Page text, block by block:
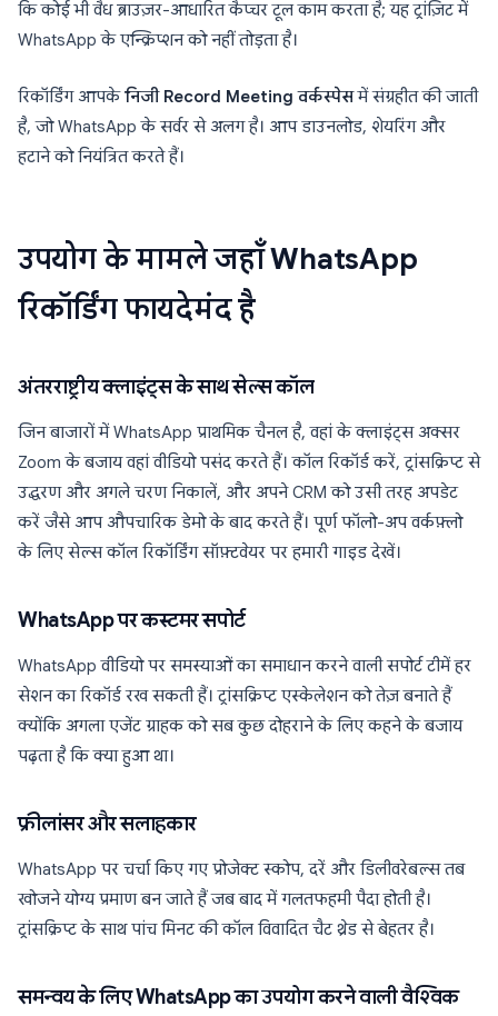
कि कोई भी वैध ब्राउज़र-आधारित कैप्चर टूल काम करता है; यह ट्रांज़िट में
WhatsApp के एन्क्रिप्शन को नहीं तोड़ता है।
रिकॉर्डिंग आपकेनिजी Record Meeting वर्कस्पेसमें संग्रहीत की जाती
है, जो WhatsApp के सर्वर से अलग है। आप डाउनलोड, शेयरिंग और
हटाने को नियंत्रित करते हैं।
उपयोग के मामले जहाँ WhatsApp
रिकॉर्डिंग फायदेमंद है
अंतरराष्ट्रीय क्लाइंट्स के साथ सेल्स कॉल
जिन बाजारों में WhatsApp प्राथमिक चैनल है, वहां के क्लाइंट्स अक्सर
Zoom के बजाय वहां वीडियो पसंद करते हैं। कॉल रिकॉर्ड करें, ट्रांसक्रिप्ट से
उद्धरण और अगले चरण निकालें, और अपने CRM को उसी तरह अपडेट
करें जैसे आप औपचारिक डेमो के बाद करते हैं। पूर्ण फॉलो-अप वर्कफ़्लो
के लिए सेल्स कॉल रिकॉर्डिंग सॉफ़्टवेयर पर हमारी गाइड देखें।
WhatsApp पर कस्टमर सपोर्ट
WhatsApp वीडियो पर समस्याओं का समाधान करने वाली सपोर्ट टीमें हर
सेशन का रिकॉर्ड रख सकती हैं। ट्रांसक्रिप्ट एस्केलेशन को तेज़ बनाते हैं
क्योंकि अगला एजेंट ग्राहक को सब कुछ दोहराने के लिए कहने के बजाय
पढ़ता है कि क्या हुआ था।
फ्रीलांसर और सलाहकार
WhatsApp पर चर्चा किए गए प्रोजेक्ट स्कोप, दरें और डिलीवरेबल्स तब
खोजने योग्य प्रमाण बन जाते हैं जब बाद में गलतफहमी पैदा होती है।
ट्रांसक्रिप्ट के साथ पांच मिनट की कॉल विवादित चैट थ्रेड से बेहतर है।
समन्वय के लिए WhatsApp का उपयोग करने वाली वैश्विक